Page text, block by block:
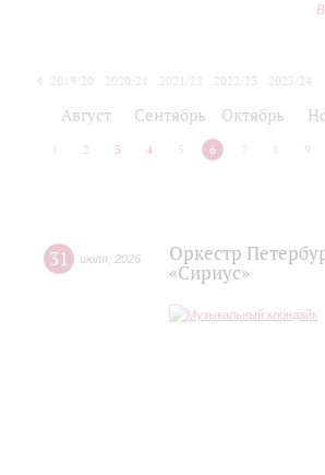
2019/20 2020/21 2021/22 2022/23
2023/24
Август Сентябрь Октябрь
2 3 4 5 6 7 8 9
31 июля 2026
Оркестр
«Сириус»